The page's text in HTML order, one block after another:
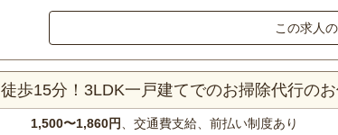
この求人
歩15分！3LDK一戸建てでのお掃除代行のお
1,500〜1,860円 、交通費支給、前払い制度あり